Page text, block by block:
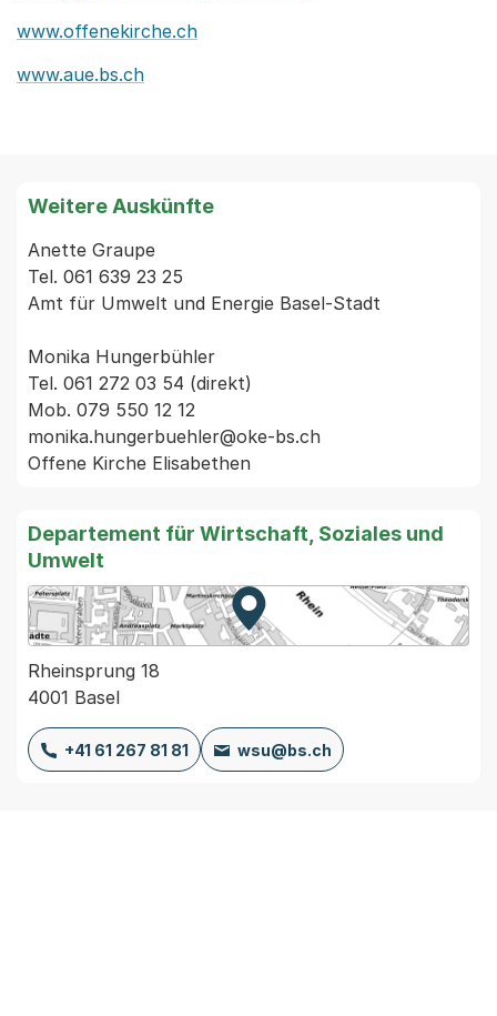
www.offenekirche.ch
www.aue.bs.ch
Weitere Auskünfte
Anette Graupe
Tel. 061 639 23 25
Amt für Umwelt und Energie Basel-Stadt
Monika Hungerbühler
Tel. 061 272 03 54 (direkt)
Mob. 079 550 12 12
monika.hungerbuehler@oke-bs.ch
Departement für Wirtschaft, Soziales und
Umwelt
Zur Karte von MapBS.
Externer Link, wird in einem
Rheinsprung 18
4001 Basel
+41 61 267 81 81 wsu@bs.ch